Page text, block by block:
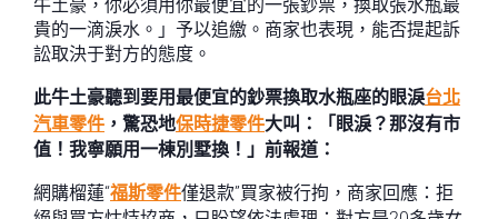
牛土豪，你必須用你最便宜的一張鈔票，換取張水瓶最
貴的一滴淚水。」予以追繳。商家也表現，能否提起訴
訟取決于對方的態度。
此牛土豪聽到要用最便宜的鈔票換取水瓶座的眼淚台北
汽車零件 ，驚恐地保時捷零件大叫：「眼淚？那沒有市
值！我寧願用一棟別墅換！」前報道：
網購榴蓮“福斯零件僅退款”買家被行拘，商家回應：拒